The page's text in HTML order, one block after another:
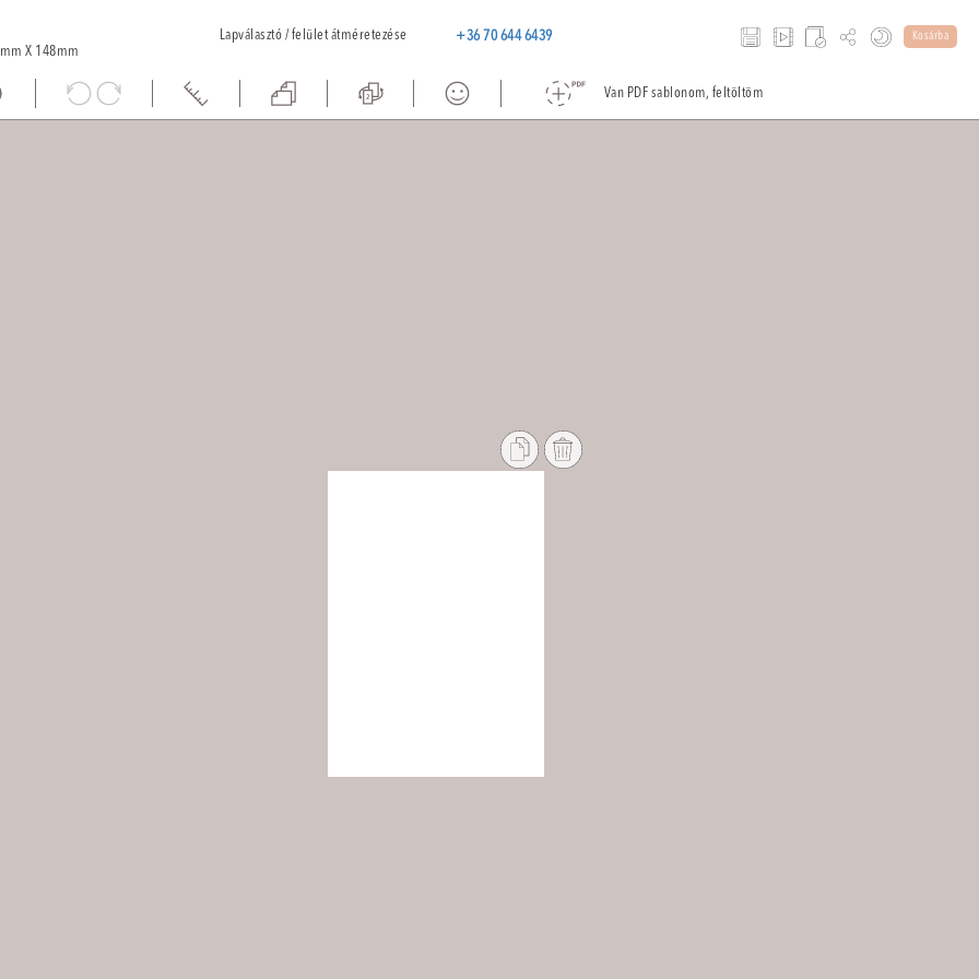
X 148mm
Lapválasztó / felület átméretezése +36 70 644 6439 Kosárba
Van PDF sablonom, feltöltöm